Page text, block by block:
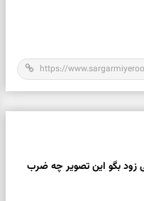
بگو این تصویر چه ضرب